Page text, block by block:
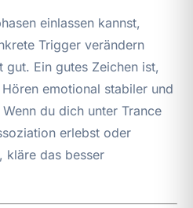
einlassen kannst,
Trigger verändern
Ein gutes Zeichen ist,
emotional stabiler und
du dich unter Trance
erlebst oder
kläre das besser